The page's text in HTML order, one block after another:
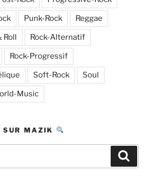
Punk-Rock Reggae
Roll Rock-Alternatif
Rock-Progressif
Soft-Rock Soul
Music
SUR MAZIK